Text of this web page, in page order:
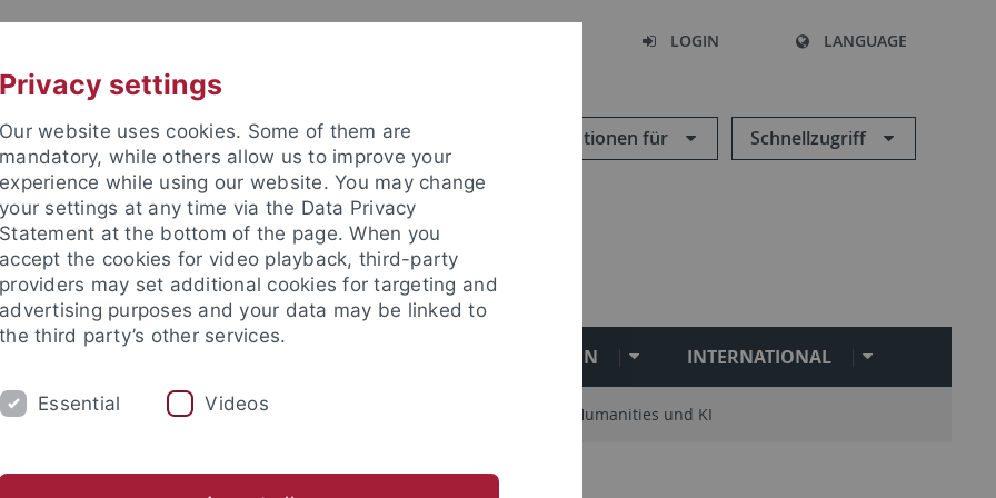
LOGIN LANGUAGE
Informationen für Schnellzugriff
PROMOTION/HABILITATION INTERNATIONAL
Akademieprojekte Digital Humanities und KI
Preise und Auszeichnungen
Privacy settings
Our website uses cookies. Some of them are
mandatory, while others allow us to improve your
experience while using our website. You may change
your settings at any time via the Data Privacy
Statement at the bottom of the page. When you
accept the cookies for video playback, third-party
providers may set additional cookies for targeting and
advertising purposes and your data may be linked to
the third party’s other services.
Essential Videos